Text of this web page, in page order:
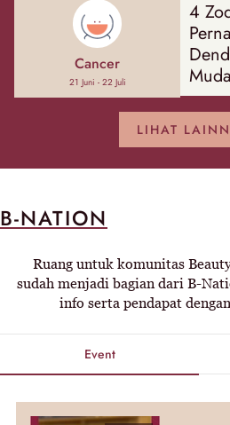
Cancer
21 Juni - 22 Juli
4
LIHAT
B-NATION
Ruang untuk komunitas
sudah menjadi bagian dari B-
info serta pendapat
Event